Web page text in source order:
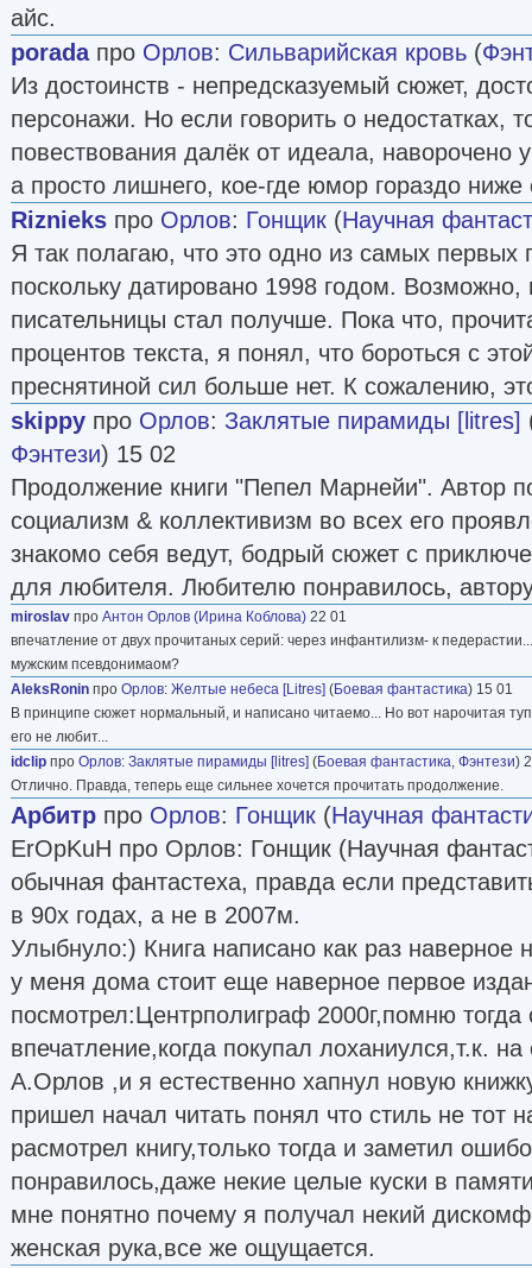
айс.
poradaпро Орлов: Сильварийская кровь (
Из достоинств - непредсказуемый сюжет,
персонажи. Но если говорить о недостатках,
повествования далёк от идеала, наворочено
а просто лишнего, кое-где юмор гораздо ниже
Riznieks про Орлов: Гонщик (Научная
Я так полагаю, что это одно из самых первых
поскольку датировано 1998 годом.
писательницы стал получше. Пока что,
процентов текста, я понял, что бороться с
преснятиной сил больше нет. К сожалению,
skippy про Орлов: Заклятые пирамиды [litres]
Фэнтези) 15 02
Продолжение книги "Пепел Марнейи". Автор
социализм & коллективизм во всех его
знакомо себя ведут, бодрый сюжет с
для любителя. Любителю понравилось,
miroslav про Антон Орлов (Ирина Коблова) 22 01
впечатление от двух прочитаных серий: через инфантилизм- к
мужским псевдонимаом?
AleksRonin про Орлов: Желтые небеса [Litres] (Боевая фантастика) 15 01
В принципе сюжет нормальный, и написано читаемо... Но вот нарочитая
его не любит...
idclip про Орлов: Заклятые пирамиды [litres] (Боевая фантастика, Фэнтези)
Отлично. Правда, теперь еще сильнее хочется прочитать продолжение.
Aрбитр про Орлов: Гонщик (Научная
ErOpKuH про Орлов: Гонщик (Научная
обычная фантастеха, правда если
в 90х годах, а не в 2007м.
Улыбнуло:) Книга написано как раз наверное
у меня дома стоит еще наверное первое
посмотрел:Центрполиграф 2000г,помню тогда
впечатление,когда покупал лоханиулся,т.к.
А.Орлов ,и я естественно хапнул новую
пришел начал читать понял что стиль не тот
расмотрел книгу,только тогда и заметил
понравилось,даже некие целые куски в
мне понятно почему я получал некий
женская рука,все же ощущается.